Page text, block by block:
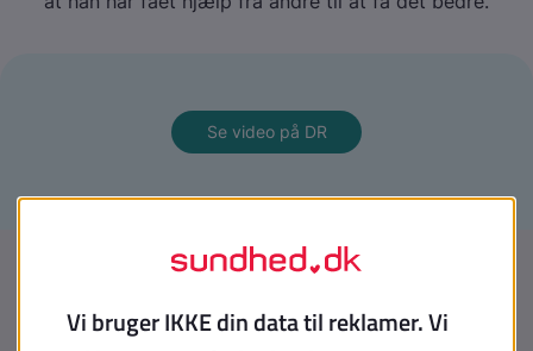
Se video på DR